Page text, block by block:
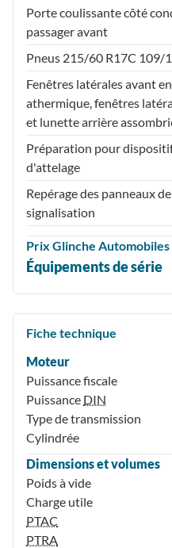
Porte coulissante côté
passager avant
Pneus 215/60 R17C 109/
Fenêtres latérales avant
athermique, fenêtres
et lunette arrière
Préparation pour
d'attelage
Repérage des panneaux de
signalisation
Prix Glinche Automobiles
Équipements de série
Fiche technique
Moteur
Puissance fiscale
Puissance DIN
Type de transmission
Cylindrée
Dimensions et volumes
Poids à vide
Charge utile
PTAC
PTRA